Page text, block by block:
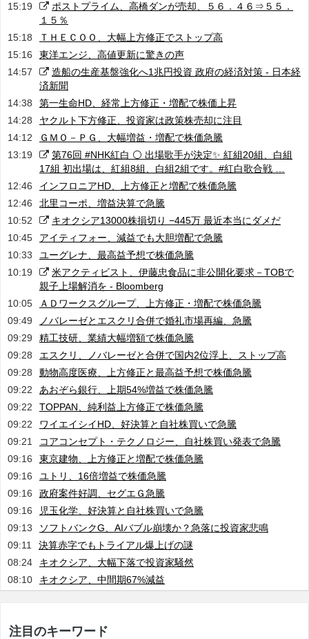
15:19
ポストプライム、高橋ダンが売却、５６．４６⇒５５．
１５％
15:18
ＴＨＥＣＯＯ、大幅上方修正でストップ高
15:16
東洋エンジ、高値更新に驚きの声
14:57
造船の生産基盤強化へ1兆円投資 政府の経済対策 - 日本経
済新聞
14:38
第一生命HD、経常上方修正・増配で株価上昇
14:28
ヤクルト下方修正、投資家は政策株売却に注目
14:12
ＧＭＯ－ＰＧ、大幅増益・増配で株価急騰
13:19
第76回 #NHK紅白 ⚪️ 出場歌手が決定✨ 紅組20組、白組
17組 初出場は、紅組8組、白組2組です。#紅白歌合戦 …
12:46
インフロニアHD、上方修正と増配で株価急騰
12:46
北里コーポ、増益決算で急騰
10:52
キオクシア13000株損切り −445万 最近本当にダメだ
10:45
アイティフォー、減益でも大胆増配で急騰
10:33
ユーグレナ、最高益予想で株価急騰
10:19
米アクティビスト、伊藤忠食品に非公開化要求－TOBで
親子上場解消を - Bloomberg
10:05
ＡＤワークスグループ、上方修正・増配で株価急騰
09:49
ノバレーゼとエスクリ合併で婚礼市場再編、急騰
09:29
精工技研、業績大幅増額で株価急騰
09:28
エスクリ、ノバレーゼと合併で国内2位浮上、ストップ高
09:28
動物高度医療、上方修正と最高益予想で株価急騰
09:22
あおぞら銀行、上期54%増益で株価急騰
09:22
TOPPAN、純利益上方修正で株価急騰
09:22
ワイエイシイHD、好決算と自社株買いで急騰
09:21
コアコンセプト・テクノロジー、自社株買い発表で急騰
09:16
東京建物、上方修正と増配で株価急騰
09:16
ユトリ、16倍増益で株価急騰
09:16
政府案件好調、セグエＧ急騰
09:16
児玉化学、好決算と自社株買いで急騰
09:13
ソフトバンクG、AIバブル崩壊か？急落に投資家悲鳴
09:11
決算赤字でもトライアル爆上げの謎
08:24
キオクシア、大幅下落で投資家騒然
08:10
キオクシア、中間期67%減益
注目のキーワード